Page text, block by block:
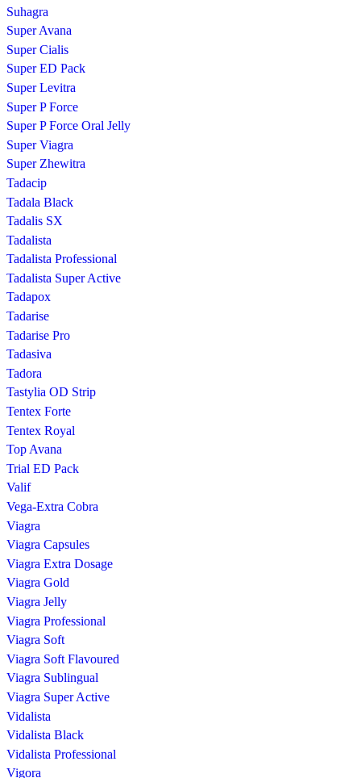
Suhagra
Super Avana
Super Cialis
Super ED Pack
Super Levitra
Super P Force
Super P Force Oral Jelly
Super Viagra
Super Zhewitra
Tadacip
Tadala Black
Tadalis SX
Tadalista
Tadalista Professional
Tadalista Super Active
Tadapox
Tadarise
Tadarise Pro
Tadasiva
Tadora
Tastylia OD Strip
Tentex Forte
Tentex Royal
Top Avana
Trial ED Pack
Valif
Vega-Extra Cobra
Viagra
Viagra Capsules
Viagra Extra Dosage
Viagra Gold
Viagra Jelly
Viagra Professional
Viagra Soft
Viagra Soft Flavoured
Viagra Sublingual
Viagra Super Active
Vidalista
Vidalista Black
Vidalista Professional
Vigora